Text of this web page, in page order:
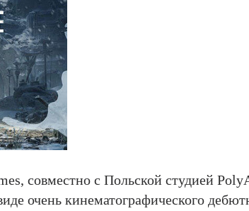
совместно с Польской студией
очень кинематографического